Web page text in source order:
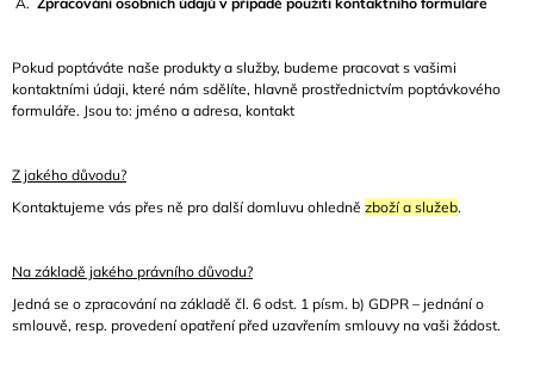
Pokud poptáváte naše produkty a služby, budeme pracovat s vašimi
kontaktními údaji, které nám sdělíte, hlavně prostřednictvím poptávkového
formuláře. Jsou to: jméno a adresa, kontakt
Z jakého důvodu?
Kontaktujeme vás přes ně pro další domluvu ohledně zboží a služeb.
Na základě jakého právního důvodu?
Jedná se o zpracování na základě čl. 6 odst. 1 písm. b) GDPR – jednání o
smlouvě, resp. provedení opatření před uzavřením smlouvy na vaši žádost.
D
O
R
U
J
E
M
E